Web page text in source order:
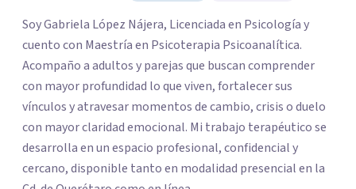
Soy Gabriela López Nájera, Licenciada en Psicología y
cuento con Maestría en Psicoterapia Psicoanalítica.
Acompaño a adultos y parejas que buscan comprender
con mayor profundidad lo que viven, fortalecer sus
vínculos y atravesar momentos de cambio, crisis o duelo
con mayor claridad emocional. Mi trabajo terapéutico se
desarrolla en un espacio profesional, confidencial y
cercano, disponible tanto en modalidad presencial en la